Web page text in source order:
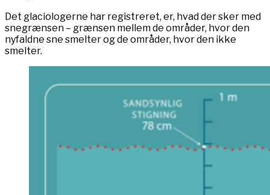
Det glaciologerne har registreret, er, hvad der sker med
snegrænsen – grænsen mellem de områder, hvor den
nyfaldne sne smelter og de områder, hvor den ikke
smelter.